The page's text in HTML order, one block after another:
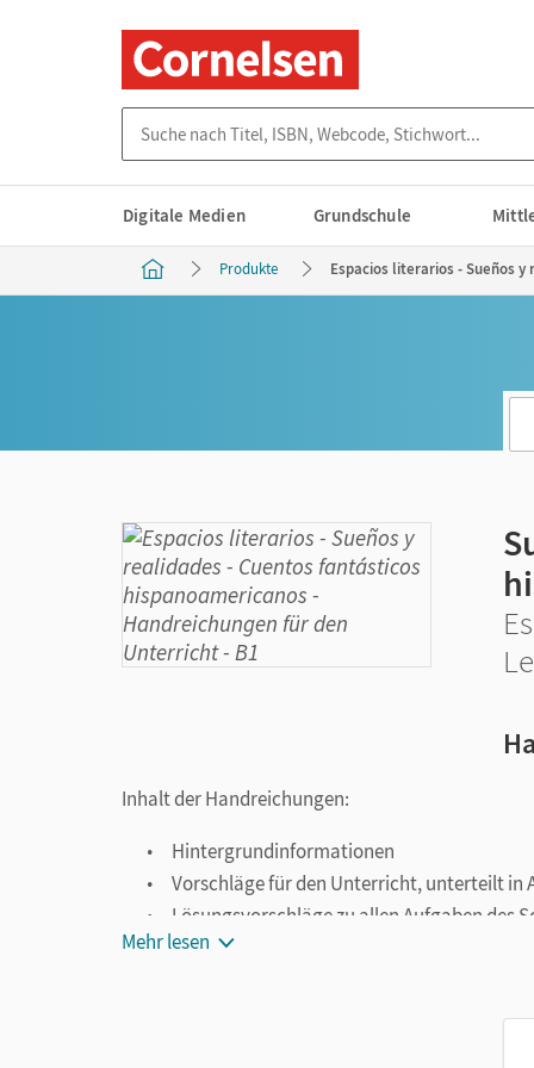
Digitale Medien Grundschule
Produkte Espacios literarios - Sueños
Inhalt der Handreichungen:
Hintergrundinformationen
Vorschläge für den Unterricht, unterteilt in
Lösungsvorschläge zu allen Aufgaben des
Kopiervorlagen für den Unterricht
Mehr lesen